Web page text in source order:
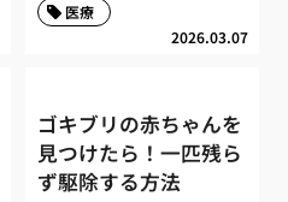
2026.03.07
医療
ゴキブリの赤ちゃんを
見つけたら！一匹残ら
ず駆除する方法